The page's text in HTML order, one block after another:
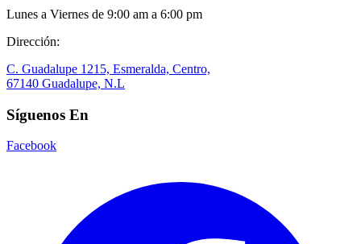
Lunes a Viernes de 9:00 am a 6:00 pm
Dirección:
C. Guadalupe 1215, Esmeralda, Centro,
67140 Guadalupe, N.L
Síguenos En
Facebook